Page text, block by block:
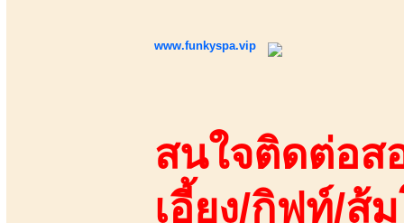
www.funkyspa.vip
สนใจติดต่อส
เอี้ยง/กิฟท์/ส้